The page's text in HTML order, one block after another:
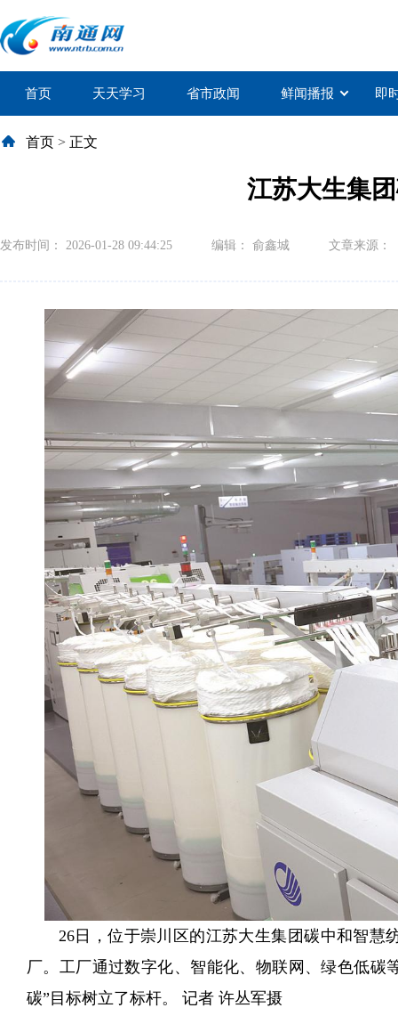
首页 天天学习 省市政闻 鲜闻播报 即
首页 > 正文
江苏大生集
发布时间： 2026-01-28 09:44:25 编辑： 俞鑫城 文章来源：
26日，位于崇川区的江苏大生集团碳中和智
厂。工厂通过数字化、智能化、物联网、绿色低碳
碳”目标树立了标杆。 记者 许丛军摄